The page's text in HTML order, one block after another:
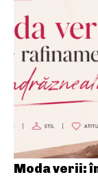
Moda verii: